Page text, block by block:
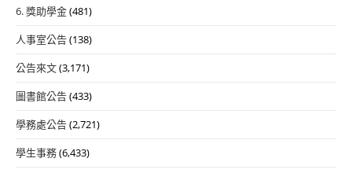
6. 獎助學金(481)
人事室公告(138)
公告來文(3,171)
圖書館公告(433)
學務處公告(2,721)
學生事務(6,433)